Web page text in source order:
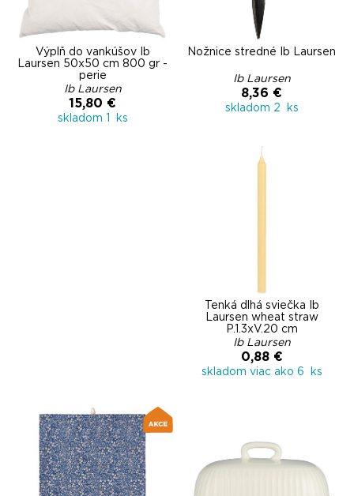
Výplň do vankúšov Ib
Laursen 50x50 cm 800 gr -
perie
Ib Laursen
15,80 €
skladom 1 ks
Nožnice stredné Ib Laursen
Ib Laursen
8,36 €
skladom 2 ks
Tenká dlhá sviečka Ib
Laursen wheat straw
P.1.3xV.20 cm
Ib Laursen
0,88 €
skladom viac ako 6 ks